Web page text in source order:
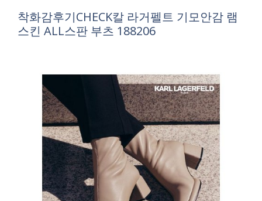
착화감후기CHECK칼 라거펠트 기모안감 램
스킨 ALL스판 부츠 188206